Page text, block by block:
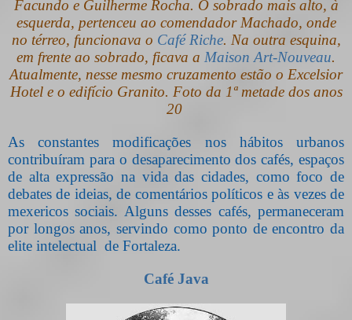
Facundo e Guilherme Rocha. O sobrado mais alto, à
esquerda, pertenceu ao comendador Machado, onde
no térreo, funcionava o Café Riche. Na outra esquina,
em frente ao sobrado, ficava a Maison Art-Nouveau.
Atualmente, nesse mesmo cruzamento estão o Excelsior
Hotel e o edifício Granito. Foto da 1ª metade dos anos
20
As constantes modificações nos hábitos urbanos
contribuíram para o desaparecimento dos cafés, espaços
de alta expressão na vida das cidades, como foco de
debates de ideias, de comentários políticos e às vezes de
mexericos sociais. Alguns desses cafés, permaneceram
por longos anos, servindo como ponto de encontro da
elite intelectual de Fortaleza.
Café Java